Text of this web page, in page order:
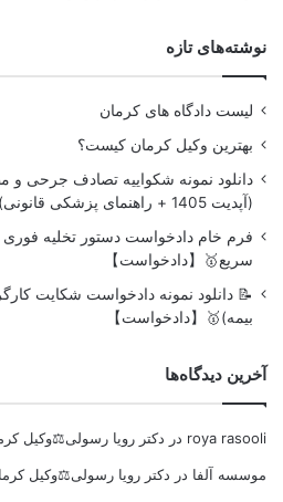
نوشته‌های تازه
لیست دادگاه های کرمان
بهترین وکیل کرمان کیست؟
دانلود نمونه شکواییه تصادف جرحی و
(آپدیت 1405 + راهنمای پزشکی قانونی)
فرم خام دادخواست دستور تخلیه
سریع🥇【دادخواست】
📝 دانلود نمونه دادخواست شکایت
بیمه)🥇【دادخواست】
آخرین دیدگاه‌ها
roya rasooli در دکتر رویا رسولی⚖️وکیل
موسسه آلفا در دکتر رویا رسولی⚖️وکیل